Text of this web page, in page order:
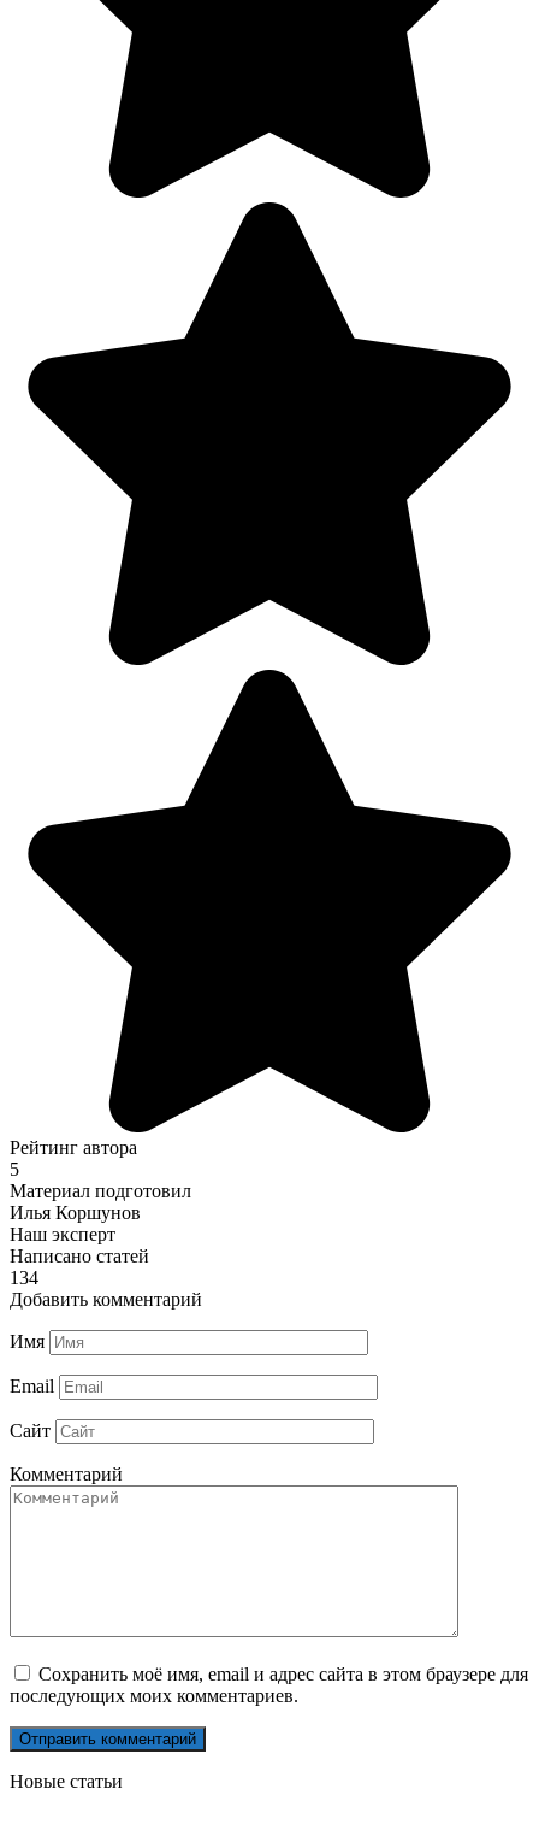
Рейтинг автора
5
Материал подготовил
Илья Коршунов
Наш эксперт
Написано статей
134
Добавить комментарий
Имя
Email
Сайт
Комментарий
Сохранить моё имя, email и адрес сайта в этом браузере для
последующих моих комментариев.
Новые статьи